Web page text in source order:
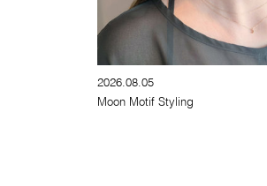
2026.08.05
Moon Motif Styling